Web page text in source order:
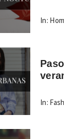
In:
In: